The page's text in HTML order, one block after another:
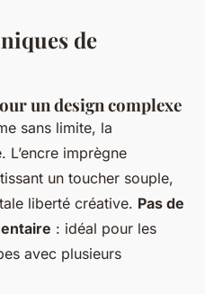
de
un design complexe
sans limite, la
L’encre imprègne
un toucher souple,
liberté créative. Pas de
: idéal pour les
avec plusieurs